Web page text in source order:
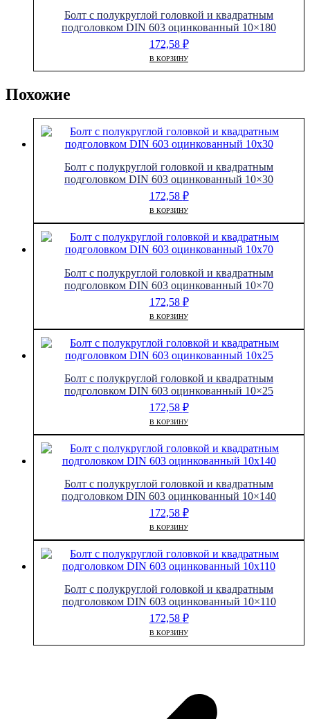
Болт с полукруглой головкой и квадратным
подголовком DIN 603 оцинкованный 10×180
172,58 ₽
В КОРЗИНУ
Похожие
Болт с полукруглой головкой и квадратным
подголовком DIN 603 оцинкованный 10×30
172,58 ₽
В КОРЗИНУ
Болт с полукруглой головкой и квадратным
подголовком DIN 603 оцинкованный 10×70
172,58 ₽
В КОРЗИНУ
Болт с полукруглой головкой и квадратным
подголовком DIN 603 оцинкованный 10×25
172,58 ₽
В КОРЗИНУ
Болт с полукруглой головкой и квадратным
подголовком DIN 603 оцинкованный 10×140
172,58 ₽
В КОРЗИНУ
Болт с полукруглой головкой и квадратным
подголовком DIN 603 оцинкованный 10×110
172,58 ₽
В КОРЗИНУ